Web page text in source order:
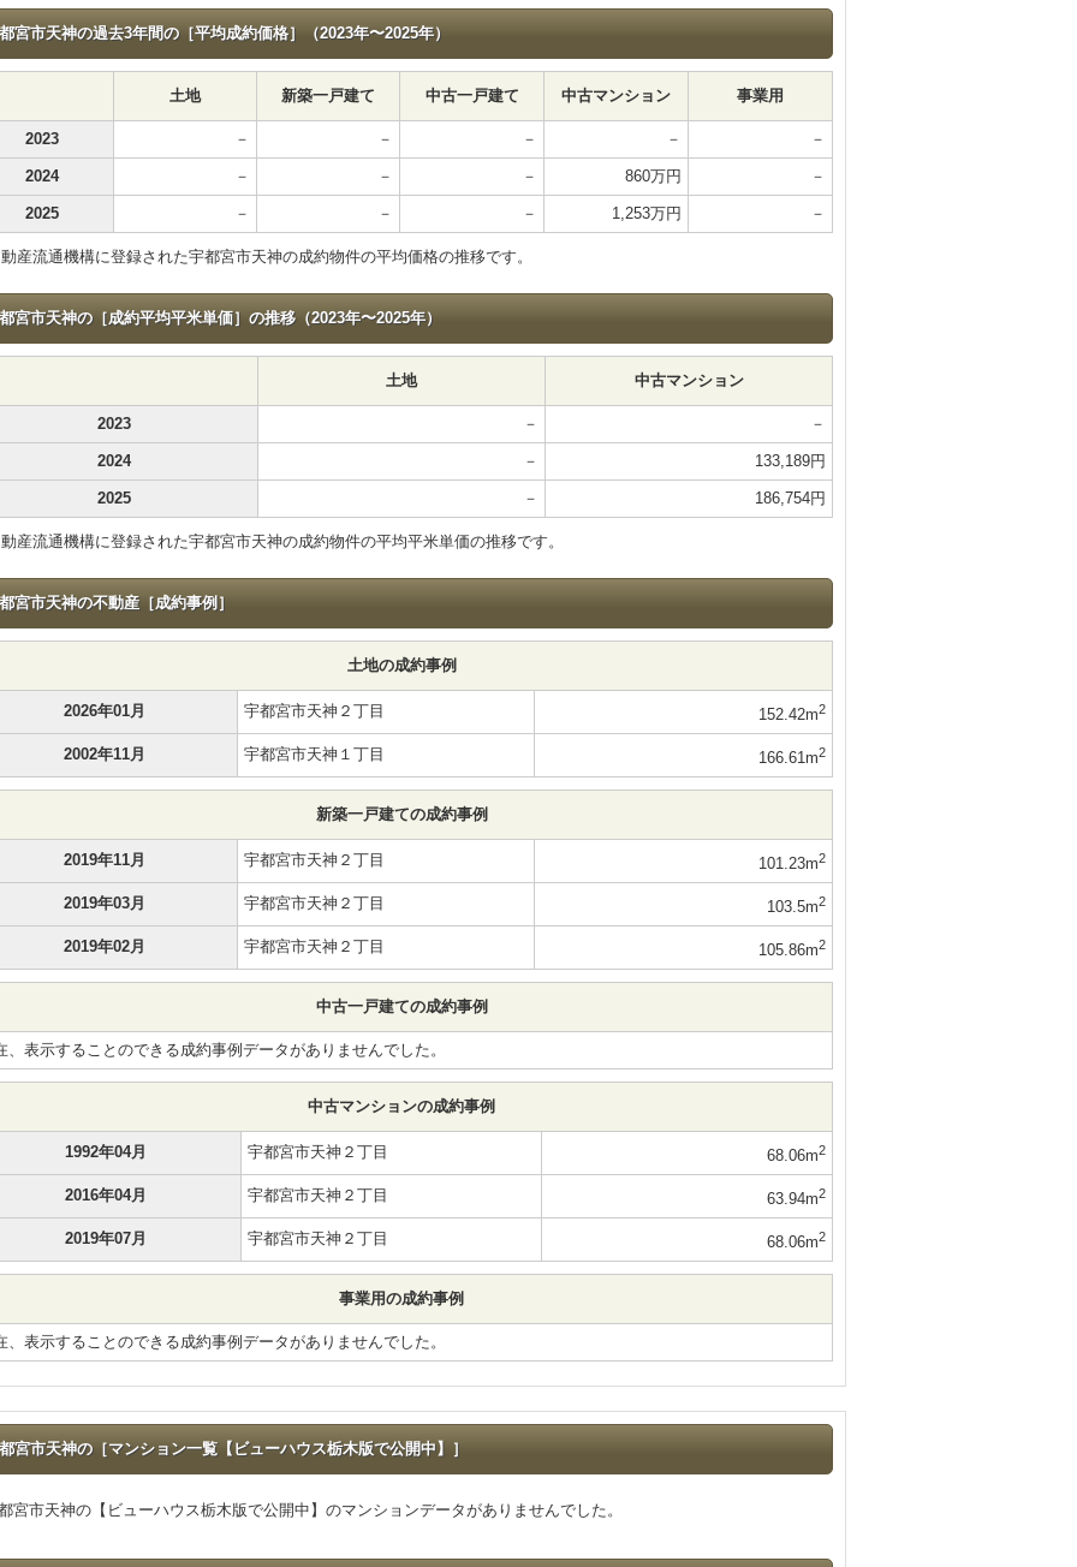
宮市天神の過去3年間の［平均成約価格］（2023年〜2025年）
土地 新築一戸建て 中古一戸建て 中古マンション 事業用
2023 － － － － －
2024 － － － 860万円 －
2025 － － － 1,253万円 －
産流通機構に登録された宇都宮市天神の成約物件の平均価格の推移です。
宮市天神の［成約平均平米単価］の推移（2023年〜2025年）
土地 中古マンション
2023 － －
2024 － 133,189円
2025 － 186,754円
産流通機構に登録された宇都宮市天神の成約物件の平均平米単価の推移です。
宮市天神の不動産［成約事例］
土地の成約事例
2026年01月 宇都宮市天神２丁目 152.42m2
2002年11月 宇都宮市天神１丁目 166.61m2
新築一戸建ての成約事例
2019年11月 宇都宮市天神２丁目 101.23m2
2019年03月 宇都宮市天神２丁目 103.5m2
2019年02月 宇都宮市天神２丁目 105.86m2
中古一戸建ての成約事例
、表示することのできる成約事例データがありませんでした。
中古マンションの成約事例
1992年04月 宇都宮市天神２丁目 68.06m2
2016年04月 宇都宮市天神２丁目 63.94m2
2019年07月 宇都宮市天神２丁目 68.06m2
事業用の成約事例
、表示することのできる成約事例データがありませんでした。
宮市天神の［マンション一覧【ビューハウス栃木版で公開中】］
宮市天神の【ビューハウス栃木版で公開中】のマンションデータがありませんでした。